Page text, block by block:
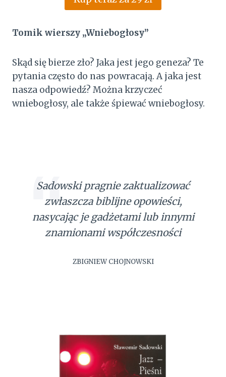
Tomik wierszy „Wniebogłosy”
Skąd się bierze zło? Jaka jest jego geneza? Te
pytania często do nas powracają. A jaka jest
nasza odpowiedź? Można krzyczeć
wniebogłosy, ale także śpiewać wniebogłosy.
Sadowski pragnie zaktualizować
zwłaszcza biblijne opowieści,
nasycając je gadżetami lub innymi
znamionami współczesności
ZBIGNIEW CHOJNOWSKI